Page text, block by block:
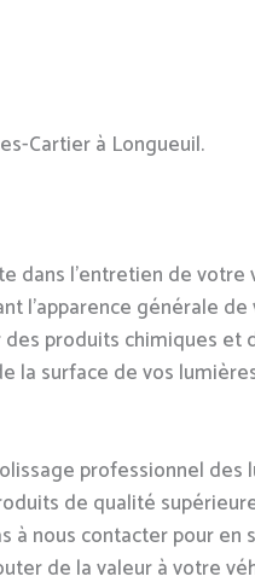
Cartier à Longueuil.
dans l'entretien de votre
l'apparence générale
produits chimiques et
la surface de vos
professionnel
de qualité
nous contacter pour en
de la valeur à votre